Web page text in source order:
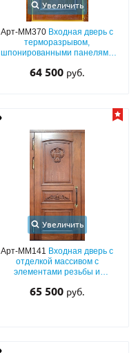
Увеличить
Арт-ММ370 Входная дверь с
терморазрывом,
шпонированными панелями
этнорисунком
64 500 руб.
Увеличить
Арт-ММ141 Входная дверь с
отделкой массивом с
элементами резьбы и
65 500 руб.